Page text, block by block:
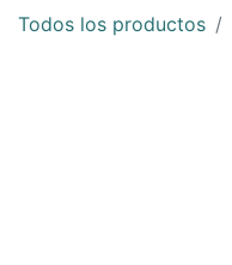
Todos los productos